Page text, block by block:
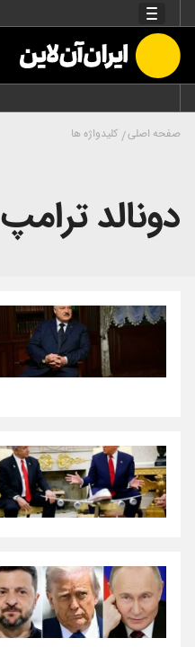
صفحه اصلی کلیدواژه ها
دونالد ترامپ